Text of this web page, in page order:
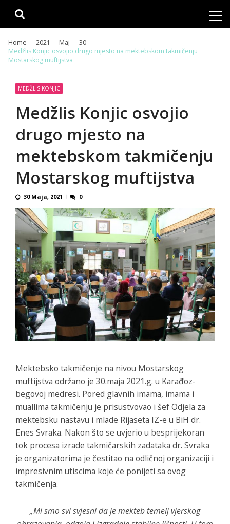
Home 2021 Maj
30
Medžlis Konjic osvojio drugo mjesto na mektebskom takmičenju
Mostarskog muftijstva
MEDŽLIS KONJIC
Medžlis Konjic osvojio
drugo mjesto na
mektebskom takmičenju
Mostarskog muftijstva
30 Maja, 2021 0
Mektebsko takmičenje na nivou Mostarskog
muftijstva održano je 30.maja 2021.g. u Karađoz-
begovoj medresi. Pored glavnih imama, imama i
muallima takmičenju je prisustvovao i šef Odjela za
mektebsku nastavu i mlade Rijaseta IZ-e u BiH dr.
Enes Svraka. Nakon što se uvjerio u besprijekoran
tok procesa izrade takmičarskih zadataka dr. Svraka
je organizatorima je čestitao na odličnoj organizaciji i
impresivnim utiscima koje će ponijeti sa ovog
takmičenja.
„Mi smo svi svjesni da je mekteb temelj vjerskog